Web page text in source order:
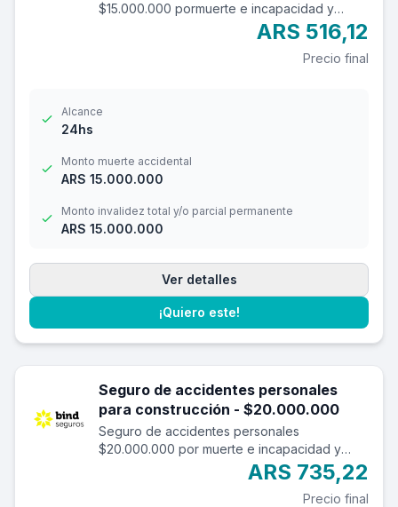
$15.000.000 pormuerte e incapacidad y
$1.500.000 por reembolso de gastos
médicos con una franquicia de $3.000.-
ARS 516,12
Precio final
Alcance
24hs
Monto muerte accidental
ARS 15.000.000
Monto invalidez total y/o parcial permanente
ARS 15.000.000
Ver detalles
¡Quiero este!
Seguro de accidentes personales
para construcción - $20.000.000
Seguro de accidentes personales
$20.000.000 por muerte e incapacidad y
$2.000.000 por reembolso de gastos
médicos con una franquicia de $3.000.-
ARS 735,22
Precio final